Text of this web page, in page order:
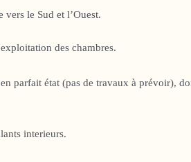
le Sud et l’Ouest.
des chambres.
parfait état (pas de travaux à prévoir),
interieurs.